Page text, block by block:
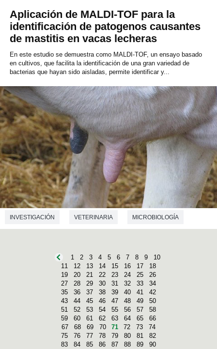
Aplicación de MALDI-TOF para la
identificación de patogenos causantes
de mastitis en vacas lecheras
En este estudio se demuestra como MALDI-TOF, un ensayo basado
en cultivos, que facilita la identificación de una gran variedad de
bacterias que hayan sido aisladas, permite identificar y...
INVESTIGACIÓN VETERINARIA MICROBIOLOGÍA
1 2 3 4 5 6 7 8 9
10
11
12 13 14 15 16 17
18
19
20 21 22 23 24 25
26
27
28 29 30 31 32 33
34
35
36 37 38 39 40 41
42
43
44 45 46 47 48 49
50
51
52 53 54 55 56 57
58
59
60 61 62 63 64 65
66
67
68 69 70 71 72 73
74
75
76 77 78 79 80 81
82
83
84 85 86 87 88 89
90